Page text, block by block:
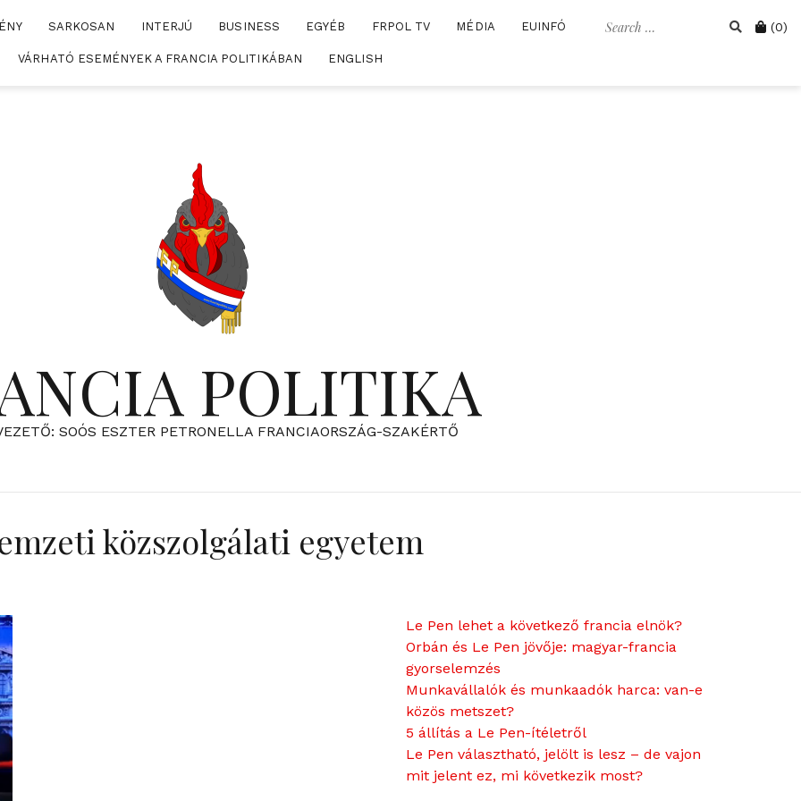
Search Cart
(0)
SARKOSAN INTERJÚ BUSINESS EGYÉB FRPOL TV MÉDIA EUINFÓ
VÁRHATÓ ESEMÉNYEK A FRANCIA POLITIKÁBAN ENGLISH
POLITIKA
SOÓS ESZTER PETRONELLA FRANCIAORSZÁG-SZAKÉRTŐ
közszolgálati egyetem
Le Pen lehet a következő francia elnök?
Orbán és Le Pen jövője: magyar-francia
gyorselemzés
Munkavállalók és munkaadók harca: van-e
közös metszet?
5 állítás a Le Pen-ítéletről
Le Pen választható, jelölt is lesz – de vajon
mit jelent ez, mi következik most?